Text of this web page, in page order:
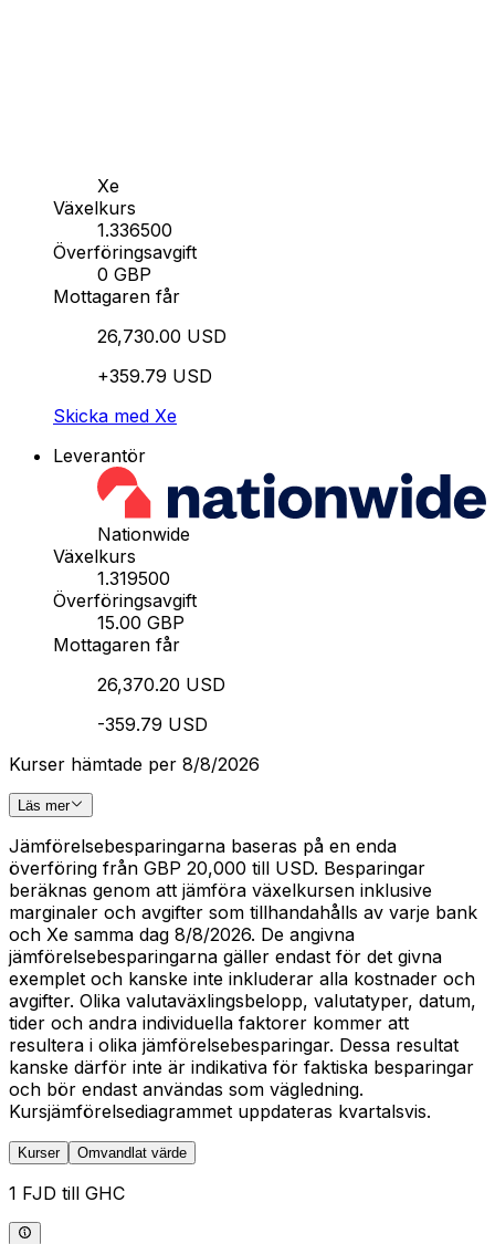
Xe
Växelkurs
1.336500
Överföringsavgift
0 GBP
Mottagaren får
26,730.00 USD
+359.79 USD
Skicka med Xe
Leverantör
Nationwide
Växelkurs
1.319500
Överföringsavgift
15.00 GBP
Mottagaren får
26,370.20 USD
-359.79 USD
Kurser hämtade per 8/8/2026
Läs mer
Jämförelsebesparingarna baseras på en enda
överföring från GBP 20,000 till USD. Besparingar
beräknas genom att jämföra växelkursen inklusive
marginaler och avgifter som tillhandahålls av varje bank
och Xe samma dag 8/8/2026. De angivna
jämförelsebesparingarna gäller endast för det givna
exemplet och kanske inte inkluderar alla kostnader och
avgifter. Olika valutaväxlingsbelopp, valutatyper, datum,
tider och andra individuella faktorer kommer att
resultera i olika jämförelsebesparingar. Dessa resultat
kanske därför inte är indikativa för faktiska besparingar
och bör endast användas som vägledning.
Kursjämförelsediagrammet uppdateras kvartalsvis.
Kurser Omvandlat värde
1 FJD till GHC